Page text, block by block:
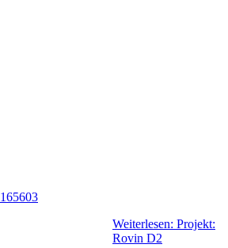
Weiterlesen: Projekt:
Rovin D2